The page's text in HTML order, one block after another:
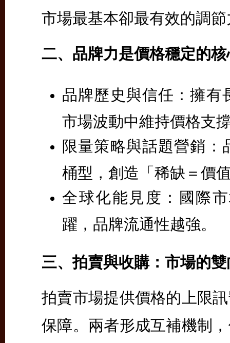
市場最基本卻最有效的調
二、品牌力是價格穩定的核
品牌歷史與信任：擁有
市場波動中維持價格支
限量策略與話題營銷：
桶型，創造「稀缺＝價
全球化能見度： 國際
躍，品牌流通性越強。
三、拍賣與收購：市場的
拍賣市場提供價格的上限
保障。兩者形成互補機制